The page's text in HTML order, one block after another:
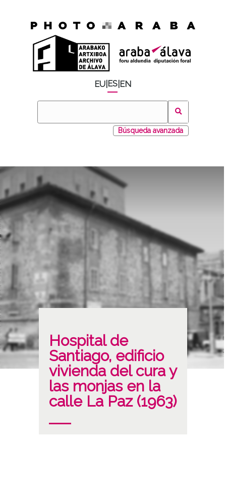
EU ES EN
Búsqueda avanzada
Hospital de
Santiago, edificio
vivienda del cura y
las monjas en la
calle La Paz (1963)